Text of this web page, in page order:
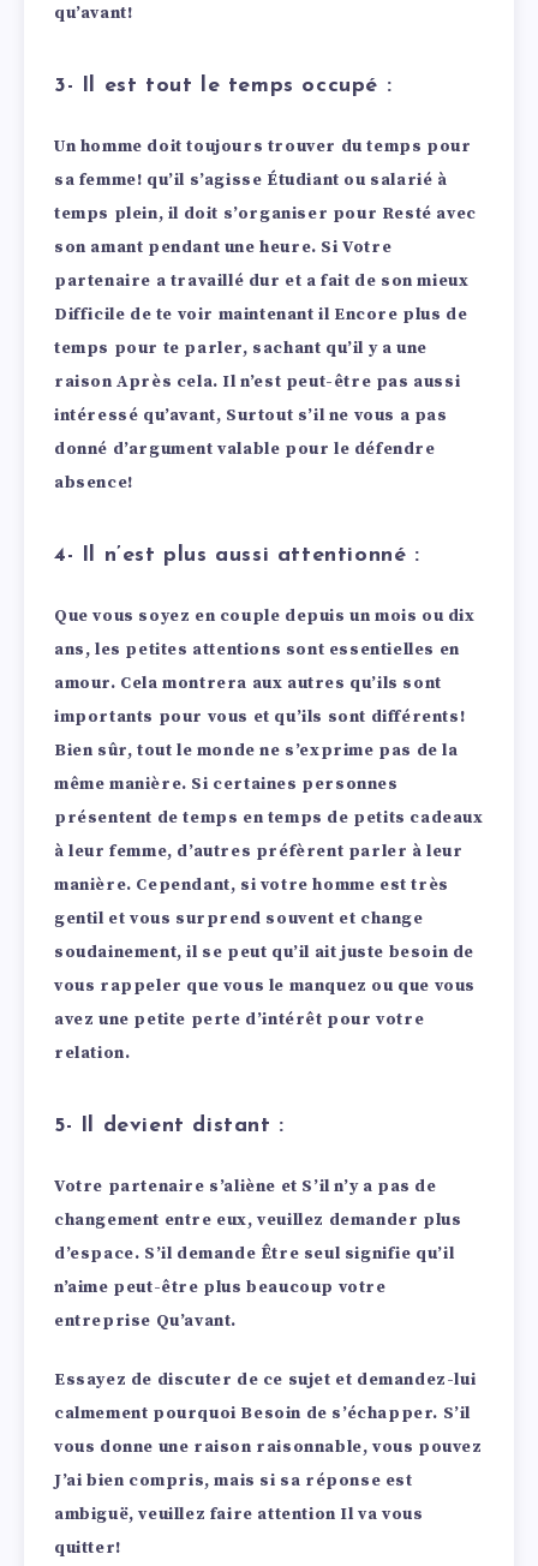
qu’avant!
3- Il est tout le temps occupé :
Un homme doit toujours trouver du temps pour
sa femme! qu’il s’agisse Étudiant ou salarié à
temps plein, il doit s’organiser pour Resté avec
son amant pendant une heure. Si Votre
partenaire a travaillé dur et a fait de son mieux
Difficile de te voir maintenant il Encore plus de
temps pour te parler, sachant qu’il y a une
raisonAprès cela. Il n’est peut-être pas aussi
intéressé qu’avant, Surtout s’il ne vous a pas
donné d’argument valable pour le défendre
absence!
4- Il n’est plus aussi attentionné :
Que vous soyez en couple depuis un mois ou dix
ans, les petites attentions sont essentielles en
amour. Cela montrera aux autres qu’ils sont
importants pour vous et qu’ils sont différents!
Bien sûr, tout le monde ne s’exprime pas de la
même manière. Si certaines personnes
présentent de temps en temps de petits cadeaux
à leur femme, d’autres préfèrent parler à leur
manière. Cependant, si votre homme est très
gentil et vous surprend souvent et change
soudainement, il se peut qu’il ait juste besoin de
vous rappeler que vous le manquez ou que vous
avez une petite perte d’intérêt pour votre
relation.
5- Il devient distant :
Votre partenaire s’aliène et S’il n’y a pas de
changement entre eux, veuillez demander plus
d’espace. S’il demande Être seul signifie qu’il
n’aime peut-être plus beaucoup votre
entreprise Qu’avant.
Essayez de discuter de ce sujet et demandez-lui
calmement pourquoi Besoin de s’échapper. S’il
vous donne une raison raisonnable, vous pouvez
J’ai bien compris, mais si sa réponse est
ambiguë, veuillez faire attention Il va vous
quitter!